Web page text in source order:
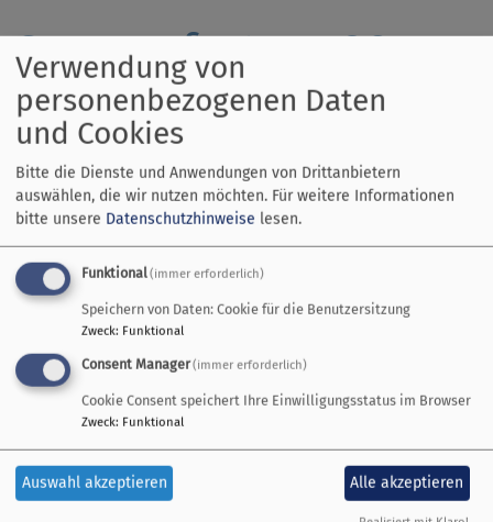
Sommerfest am 26.
Juni 2022
Bildrechte Eberhardt
Herzliche
Einladung!
Wir freuen uns
auf Euch
sowie über Salat-
Kuchenspenden !
Verwendung von
personenbezogenen Daten
und Cookies
Bitte die Dienste und Anwendungen von Drittanbietern
auswählen, die wir nutzen möchten. Für weitere Informationen
bitte unsere Datenschutzhinweise lesen.
Funktional(immer erforderlich)
Speichern von Daten: Cookie für die Benutzersitzung
Zweck: Funktional
Consent Manager(immer erforderlich)
Cookie Consent speichert Ihre Einwilligungsstatus im Browser
Zweck: Funktional
Auswahl akzeptieren Alle akzeptieren